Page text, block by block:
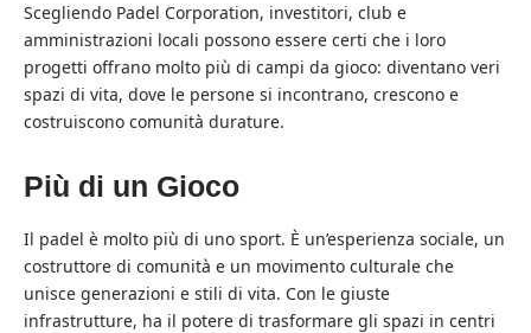
Scegliendo Padel Corporation, investitori, club e
amministrazioni locali possono essere certi che i loro
progetti offrano molto più di campi da gioco: diventano veri
spazi di vita, dove le persone si incontrano, crescono e
costruiscono comunità durature.
Più di un Gioco
Il padel è molto più di uno sport. È un’esperienza sociale, un
costruttore di comunità e un movimento culturale che
unisce generazioni e stili di vita. Con le giuste
infrastrutture, ha il potere di trasformare gli spazi in centri